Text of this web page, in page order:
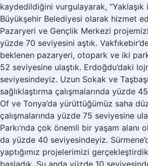
kaydedildiğini vurgulayarak, “Yaklaşık
Büyükşehir Belediyesi olarak hizmet
Pazaryeri ve Gençlik Merkezi
yüzde 70 seviyesini aştık.
beklenen pazaryeri, otopark ve iki
52 seviyesine ulaştık. Erdoğdu’daki
seviyesindeyiz. Uzun Sokak ve
sağlıklaştırma çalışmalarında yüzde
Of ve Tonya’da yürüttüğümüz saha
çalışmalarında yüzde 75 seviyesine
Parkı’nda çok önemli bir yaşam alanı
da yüzde 40 seviyesindeyiz.
yaptığımız projelerimizi
başladık. Şu anda yüzde 10